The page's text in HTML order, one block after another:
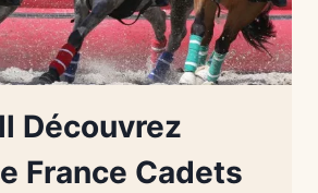
Découvrez
France Cadets